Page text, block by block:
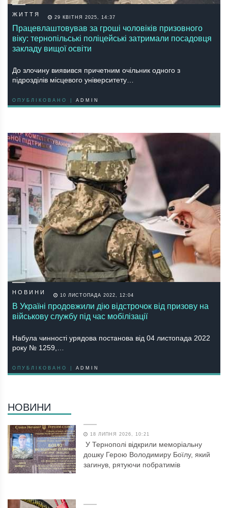
ЖИТТЯ 29 КВІТНЯ 2025, 14:37
Працевлаштовував за гроші чоловіків призовного
віку: тернопільські поліцейські затримали посадовця
закладу вищої освіти
До злочину виявився причетним очільник одного з
підрозділів місцевого університету…
ОПУБЛІКОВАНО | ADMIN
НОВИНИ 10 ЛИСТОПАДА 2022, 12:04
В Україні продовжили дію відстрочок від призову на
військову службу під час мобілізації
Набула чинності урядова постанова від 04 листопада 2022
року № 1259,…
ОПУБЛІКОВАНО | ADMIN
НОВИНИ
18 ЛИПНЯ 2026, 10:21
У Тернополі відкрили меморіальну
дошку Герою Володимиру Боїлу, який
загинув, рятуючи побратимів